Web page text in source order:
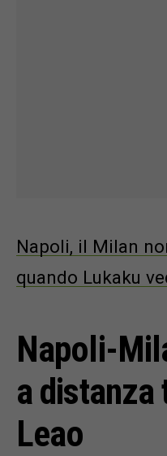
Napoli, il Milan
quando Lukaku
Napoli-
a distanza
Leao